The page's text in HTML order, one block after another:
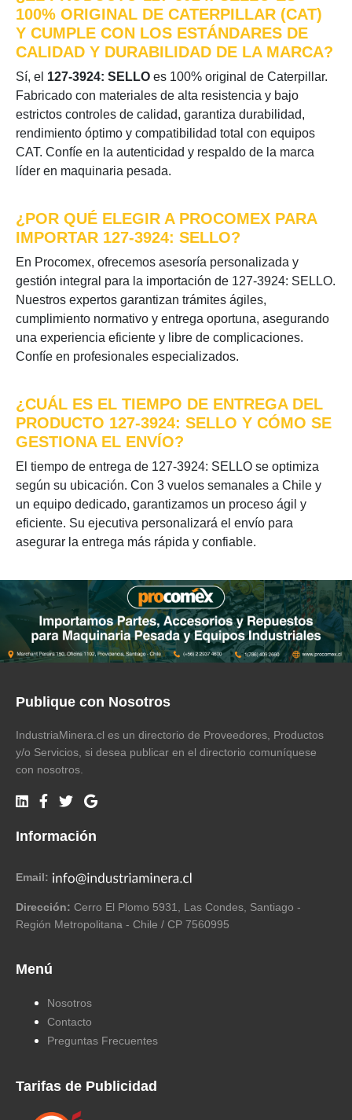
100% ORIGINAL DE CATERPILLAR (CAT)
Y CUMPLE CON LOS ESTÁNDARES DE
CALIDAD Y DURABILIDAD DE LA MARCA?
Sí, el 127-3924: SELLO es 100% original de Caterpillar.
Fabricado con materiales de alta resistencia y bajo
estrictos controles de calidad, garantiza durabilidad,
rendimiento óptimo y compatibilidad total con equipos
CAT. Confíe en la autenticidad y respaldo de la marca
líder en maquinaria pesada.
¿POR QUÉ ELEGIR A PROCOMEX PARA
IMPORTAR 127-3924: SELLO?
En Procomex, ofrecemos asesoría personalizada y
gestión integral para la importación de 127-3924: SELLO.
Nuestros expertos garantizan trámites ágiles,
cumplimiento normativo y entrega oportuna, asegurando
una experiencia eficiente y libre de complicaciones.
Confíe en profesionales especializados.
¿CUÁL ES EL TIEMPO DE ENTREGA DEL
PRODUCTO 127-3924: SELLO Y CÓMO SE
GESTIONA EL ENVÍO?
El tiempo de entrega de 127-3924: SELLO se optimiza
según su ubicación. Con 3 vuelos semanales a Chile y
un equipo dedicado, garantizamos un proceso ágil y
eficiente. Su ejecutiva personalizará el envío para
asegurar la entrega más rápida y confiable.
Publique con Nosotros
IndustriaMinera.cl es un directorio de Proveedores, Productos
y/o Servicios, si desea publicar en el directorio comuníquese
con nosotros.
Información
Email:
Dirección: Cerro El Plomo 5931, Las Condes, Santiago -
Región Metropolitana - Chile / CP 7560995
Menú
Nosotros
Contacto
Preguntas Frecuentes
Tarifas de Publicidad